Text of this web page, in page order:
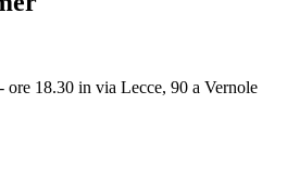
18.30 in via Lecce, 90 a Vernole